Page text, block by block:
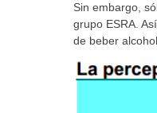
Sin embargo,
grupo ESRA.
de beber